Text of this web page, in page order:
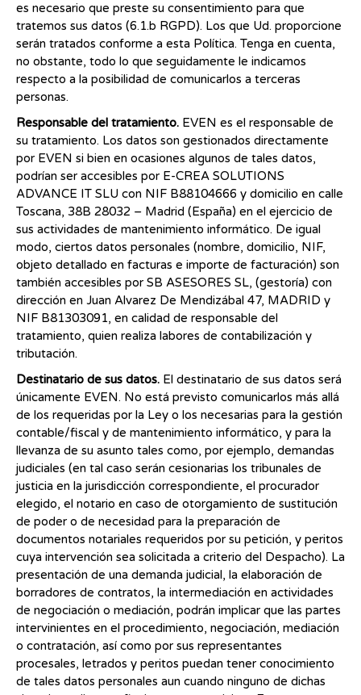
es necesario que preste su consentimiento para que
tratemos sus datos (6.1.b RGPD). Los que Ud. proporcione
serán tratados conforme a esta Política. Tenga en cuenta,
no obstante, todo lo que seguidamente le indicamos
respecto a la posibilidad de comunicarlos a terceras
personas.
Responsable del tratamiento. EVEN es el responsable de
su tratamiento. Los datos son gestionados directamente
por EVEN si bien en ocasiones algunos de tales datos,
podrían ser accesibles por E-CREA SOLUTIONS
ADVANCE IT SLU con NIF B88104666 y domicilio en calle
Toscana, 38B 28032 – Madrid (España) en el ejercicio de
sus actividades de mantenimiento informático. De igual
modo, ciertos datos personales (nombre, domicilio, NIF,
objeto detallado en facturas e importe de facturación) son
también accesibles por SB ASESORES SL, (gestoría) con
dirección en Juan Alvarez De Mendizábal 47, MADRID y
NIF B81303091, en calidad de responsable del
tratamiento, quien realiza labores de contabilización y
tributación.
Destinatario de sus datos. El destinatario de sus datos será
únicamente EVEN. No está previsto comunicarlos más allá
de los requeridas por la Ley o los necesarias para la gestión
contable/fiscal y de mantenimiento informático, y para la
llevanza de su asunto tales como, por ejemplo, demandas
judiciales (en tal caso serán cesionarias los tribunales de
justicia en la jurisdicción correspondiente, el procurador
elegido, el notario en caso de otorgamiento de sustitución
de poder o de necesidad para la preparación de
documentos notariales requeridos por su petición, y peritos
cuya intervención sea solicitada a criterio del Despacho). La
presentación de una demanda judicial, la elaboración de
borradores de contratos, la intermediación en actividades
de negociación o mediación, podrán implicar que las partes
intervinientes en el procedimiento, negociación, mediación
o contratación, así como por sus representantes
procesales, letrados y peritos puedan tener conocimiento
de tales datos personales aun cuando ninguno de dichas